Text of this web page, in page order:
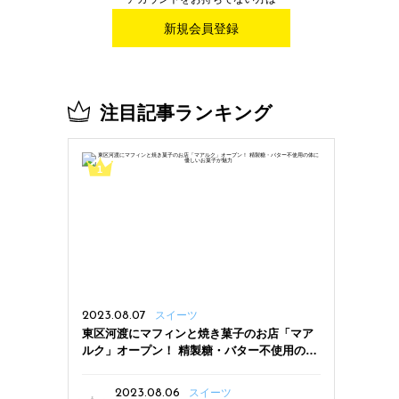
新規会員登録
注目記事ランキング
2023.08.07 スイーツ
東区河渡にマフィンと焼き菓子のお店「マア
ルク」オープン！ 精製糖・バター不使用の体
2023.08.06
スイーツ